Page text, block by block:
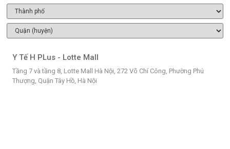
Y Tế H PLus - Lotte Mall
Tầng 7 và tầng 8, Lotte Mall Hà Nội, 272 Võ Chí Công, Phường Phú
Thượng, Quận Tây Hồ, Hà Nội